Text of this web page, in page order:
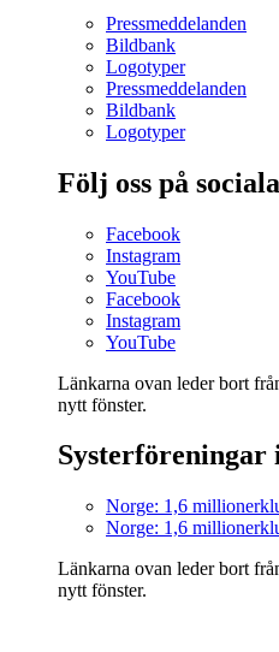
Pressmeddelanden
Bildbank
Logotyper
Pressmeddelanden
Bildbank
Logotyper
Följ oss på
Facebook
Instagram
YouTube
Facebook
Instagram
YouTube
Länkarna ovan leder bort
nytt fönster.
Systerföreningar
Norge: 1,6
Norge: 1,6
Länkarna ovan leder bort
nytt fönster.